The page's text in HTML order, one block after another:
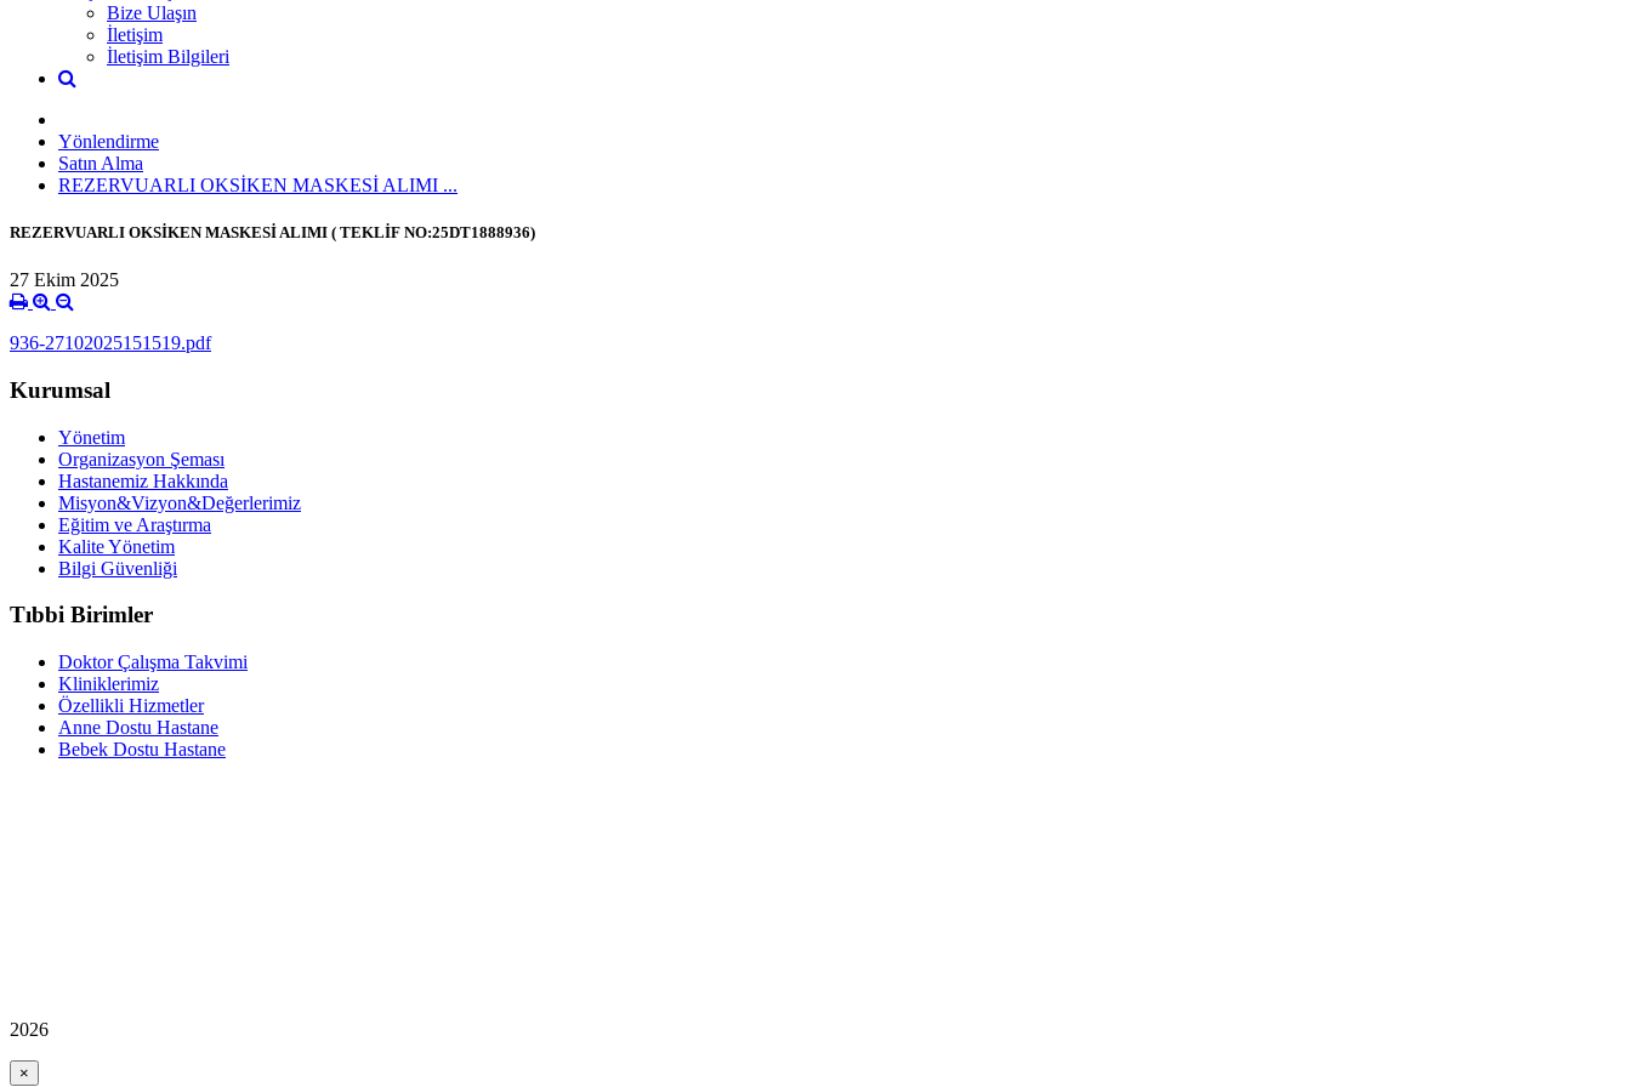
Bize Ulaşın
İletişim
İletişim Bilgileri
Yönlendirme
Satın Alma
REZERVUARLI OKSİKEN MASKESİ ALIMI ...
REZERVUARLI OKSİKEN MASKESİ ALIMI ( TEKLİF NO:25DT1888936)
27 Ekim 2025
936-27102025151519.pdf
Kurumsal
Yönetim
Organizasyon Şeması
Hastanemiz Hakkında
Misyon&Vizyon&Değerlerimiz
Eğitim ve Araştırma
Kalite Yönetim
Bilgi Güvenliği
Tıbbi Birimler
Doktor Çalışma Takvimi
Kliniklerimiz
Özellikli Hizmetler
Anne Dostu Hastane
Bebek Dostu Hastane
2026
×